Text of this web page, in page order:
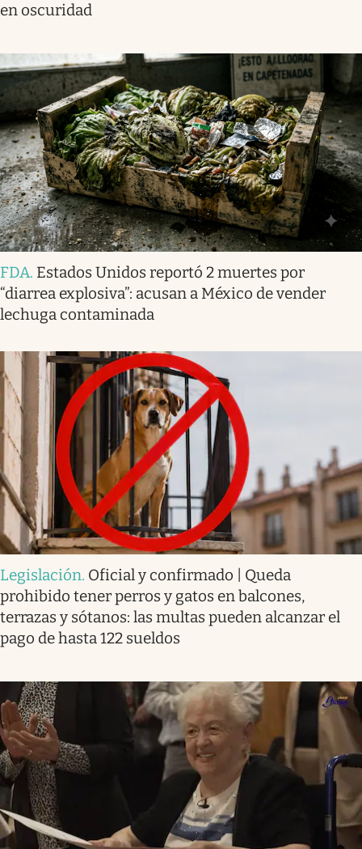
en oscuridad
FDA. Estados Unidos reportó 2 muertes por
“diarrea explosiva”: acusan a México de vender
lechuga contaminada
Legislación. Oficial y confirmado | Queda
prohibido tener perros y gatos en balcones,
terrazas y sótanos: las multas pueden alcanzar el
pago de hasta 122 sueldos